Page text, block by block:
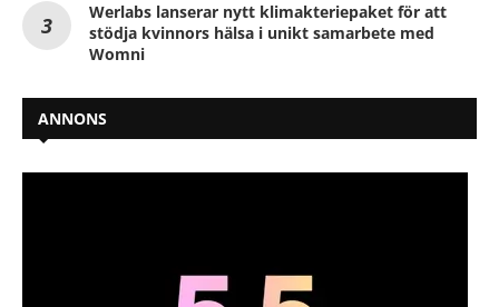
Werlabs lanserar nytt klimakteriepaket för att
stödja kvinnors hälsa i unikt samarbete med
Womni
ANNONS